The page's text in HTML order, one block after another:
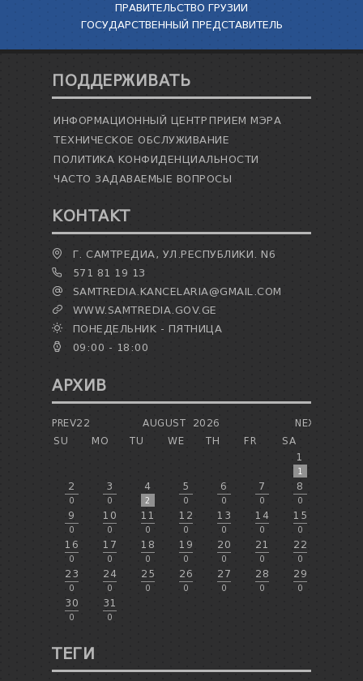
ПРАВИТЕЛЬСТВО ГРУЗИИ
ГОСУДАРСТВЕННЫЙ ПРЕДСТАВИТЕЛЬ
ПОДДЕРЖИВАТЬ
ИНФОРМАЦИОННЫЙ ЦЕНТРПРИЕМ МЭРА
ТЕХНИЧЕСКОЕ ОБСЛУЖИВАНИЕ
ПОЛИТИКА КОНФИДЕНЦИАЛЬНОСТИ
ЧАСТО ЗАДАВАЕМЫЕ ВОПРОСЫ
КОНТАКТ
Г. САМТРЕДИА, УЛ.РЕСПУБЛИКИ. N6
571 81 19 13
SAMTREDIA.KANCELARIA@GMAIL.COM
WWW.SAMTREDIA.GOV.GE
ПОНЕДЕЛЬНИК - ПЯТНИЦА
09:00 - 18:00
АРХИВ
PREV22 NEXT
AUGUST
2026
SU
MO TU WE TH FR
SA
1
1
2
0
3
0
4
2
5
0
6
0
7
0
8
0
9
0
10
0
11
0
12
0
13
0
14
0
15
0
16
0
17
0
18
0
19
0
20
0
21
0
22
0
23
0
24
0
25
0
26
0
27
0
28
0
29
0
30
0
31
0
ТЕГИ